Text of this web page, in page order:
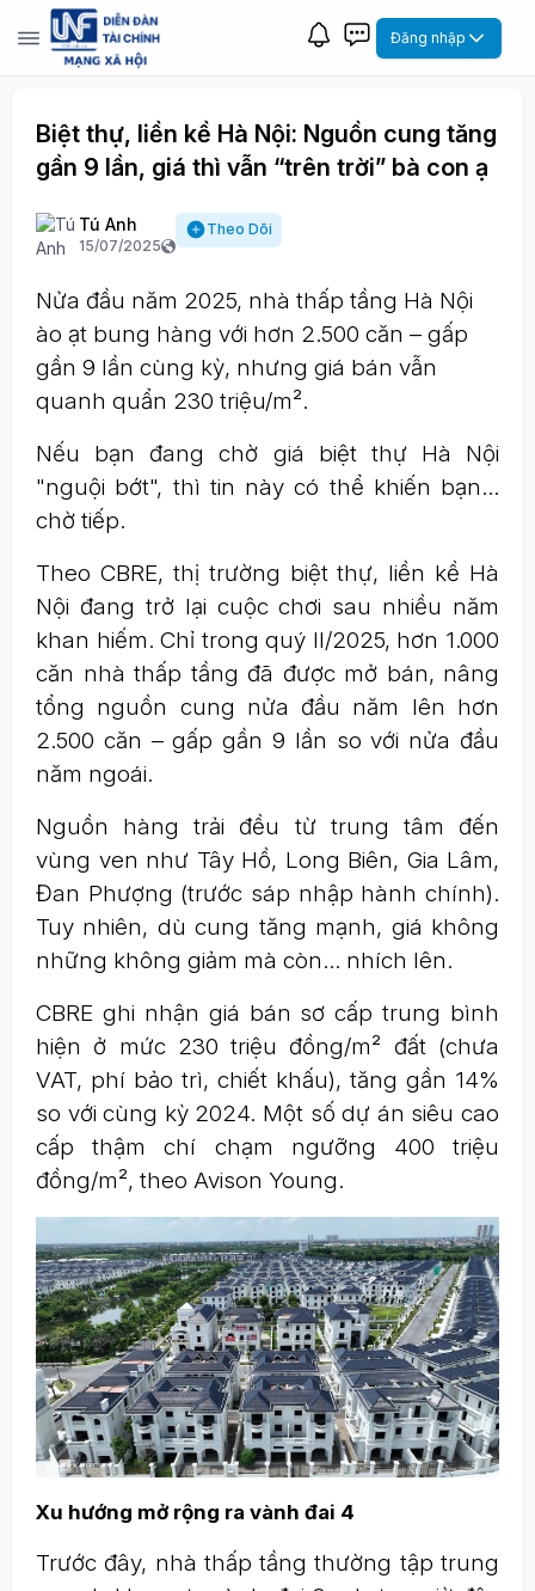
Đăng nhập
Biệt thự, liền kề Hà Nội: Nguồn cung tăng
gần 9 lần, giá thì vẫn “trên trời” bà con ạ
Tú Anh
15/07/2025
Theo Dõi
Nửa đầu năm 2025, nhà thấp tầng Hà Nội
ào ạt bung hàng với hơn 2.500 căn – gấp
gần 9 lần cùng kỳ, nhưng giá bán vẫn
quanh quẩn 230 triệu/m².
Nếu bạn đang chờ giá biệt thự Hà Nội
"nguội bớt", thì tin này có thể khiến bạn...
chờ tiếp.
Theo CBRE, thị trường biệt thự, liền kề Hà
Nội đang trở lại cuộc chơi sau nhiều năm
khan hiếm. Chỉ trong quý II/2025, hơn 1.000
căn nhà thấp tầng đã được mở bán, nâng
tổng nguồn cung nửa đầu năm lên hơn
2.500 căn – gấp gần 9 lần so với nửa đầu
năm ngoái.
Nguồn hàng trải đều từ trung tâm đến
vùng ven như Tây Hồ, Long Biên, Gia Lâm,
Đan Phượng (trước sáp nhập hành chính).
Tuy nhiên, dù cung tăng mạnh, giá không
những không giảm mà còn... nhích lên.
CBRE ghi nhận giá bán sơ cấp trung bình
hiện ở mức 230 triệu đồng/m² đất (chưa
VAT, phí bảo trì, chiết khấu), tăng gần 14%
so với cùng kỳ 2024. Một số dự án siêu cao
cấp thậm chí chạm ngưỡng 400 triệu
đồng/m², theo Avison Young.
Xu hướng mở rộng ra vành đai 4
Trước đây, nhà thấp tầng thường tập trung